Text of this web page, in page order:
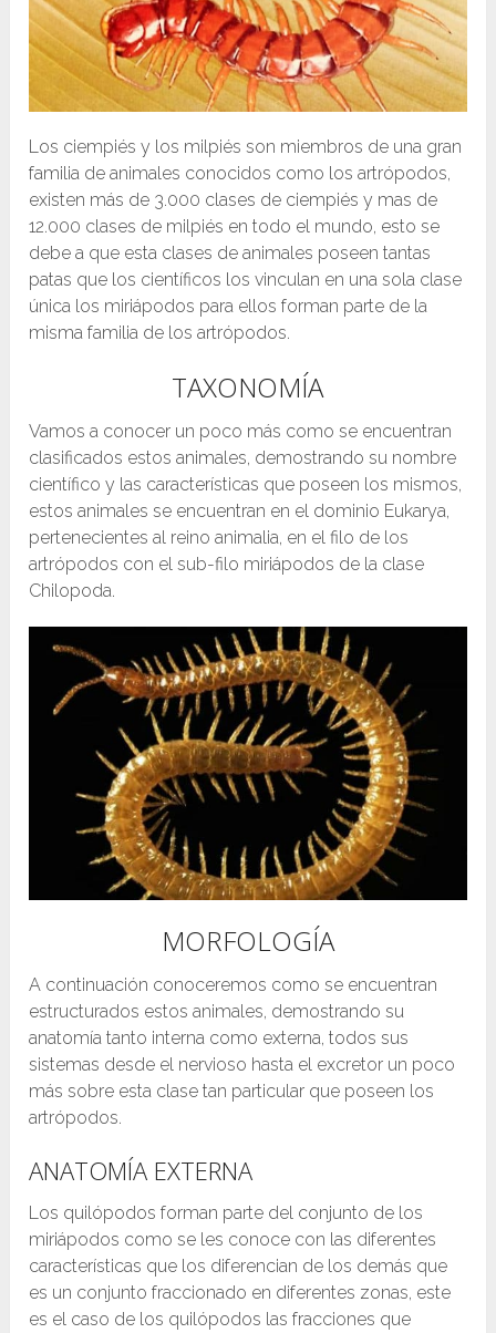
Los ciempiés y los milpiés son miembros de una gran
familia de animales conocidos como los artrópodos,
existen más de 3.000 clases de ciempiés y mas de
12.000 clases de milpiés en todo el mundo, esto se
debe a que esta clases de animales poseen tantas
patas que los científicos los vinculan en una sola clase
única los miriápodos para ellos forman parte de la
misma familia de los artrópodos.
TAXONOMÍA
Vamos a conocer un poco más como se encuentran
clasificados estos animales, demostrando su nombre
científico y las características que poseen los mismos,
estos animales se encuentran en el dominio Eukarya,
pertenecientes al reino animalia, en el filo de los
artrópodos con el sub-filo miriápodos de la clase
Chilopoda.
MORFOLOGÍA
A continuación conoceremos como se encuentran
estructurados estos animales, demostrando su
anatomía tanto interna como externa, todos sus
sistemas desde el nervioso hasta el excretor un poco
más sobre esta clase tan particular que poseen los
artrópodos.
ANATOMÍA EXTERNA
Los quilópodos forman parte del conjunto de los
miriápodos como se les conoce con las diferentes
características que los diferencian de los demás que
es un conjunto fraccionado en diferentes zonas, este
es el caso de los quilópodos las fracciones que